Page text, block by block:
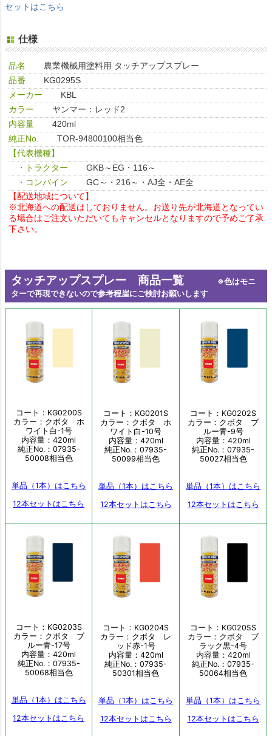
セットはこちら
仕様
品名
農業機械用塗料用 タッチアップスプレー
品番
KG0295S
メーカー
KBL
カラー
ヤンマー：レッド2
内容量
420ml
純正No.
TOR-94800100相当色
【代表機種】
・トラクター
GKB～EG・116～
・コンバイン
GC～・216～・AJ全・AE全
【配送地域について】
※北海道への配送はしておりません。お送り先が北海道となってい
る場合はご注文いただいてもキャンセルとなりますので予めご了承
下さい。